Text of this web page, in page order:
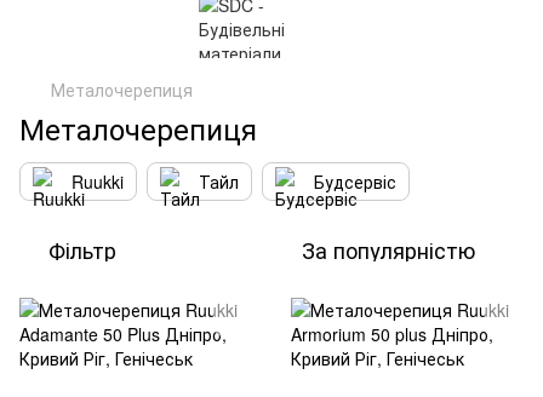
Металочерепиця
Металочерепиця
Ruukki Тайл Будсервіс
Фільтр За популярністю